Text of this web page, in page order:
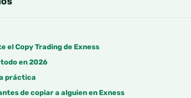
el Copy Trading de Exness
en 2026
práctica
de copiar a alguien en Exness